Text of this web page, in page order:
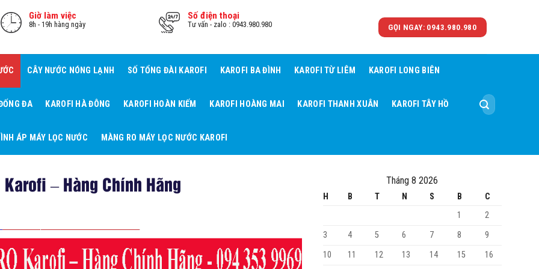
Giờ làm việc
8h - 19h hàng ngày
Số điện thoại
Tư vấn - zalo : 0943.980.980 GỌI NGAY: 0943.980.980
CÂY NƯỚC NÓNG LẠNH SỐ TỔNG ĐÀI KAROFI KAROFI BA ĐÌNH KAROFI TỪ LIÊM KAROFI LONG BIÊN
ĐA KAROFI HÀ ĐÔNG KAROFI HOÀN KIẾM KAROFI HOÀNG MAI KAROFI THANH XUÂN KAROFI TÂY HỒ
ÁP MÁY LỌC NƯỚC MÀNG RO MÁY LỌC NƯỚC KAROFI
Tìm
kiếm:
– Hàng Chính Hãng Tháng 8 2026
H B T N S B
C
1
2
3
4 5 6 7 8
9
10
11 12 13 14 15
16